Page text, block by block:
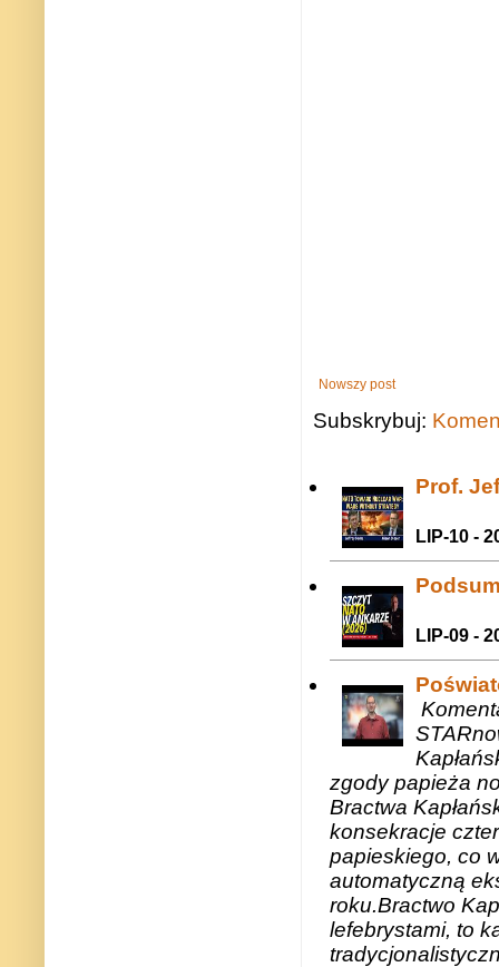
Nowszy post
Subskrybuj:
Prof.
LIP-10 -
LIP-09 -
zgody papieża
Bractwa
konsekracje
papieskiego, co
automatyczną
roku.Bractwo
lefebrystami, to